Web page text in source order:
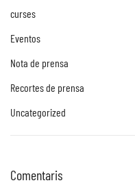
curses
Eventos
Nota de prensa
Recortes de prensa
Uncategorized
Comentaris